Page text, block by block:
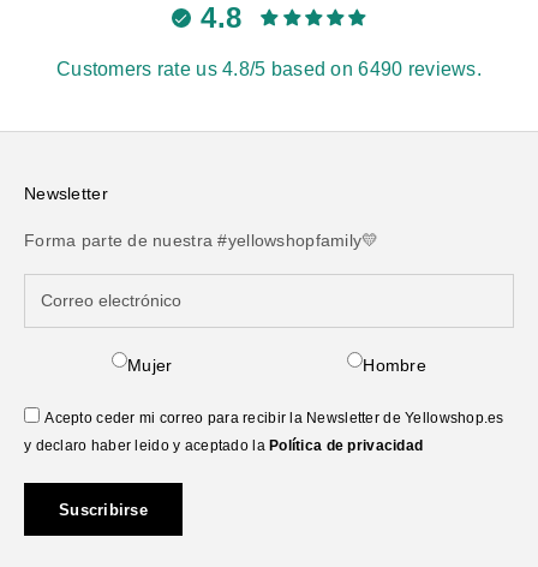
4.8
Customers rate us 4.8/5 based on 6490 reviews.
Newsletter
Forma parte de nuestra #yellowshopfamily💛
Mujer Hombre
Acepto ceder mi correo para recibir la Newsletter de Yellowshop.es
y declaro haber leido y aceptado la Política de privacidad
Suscribirse